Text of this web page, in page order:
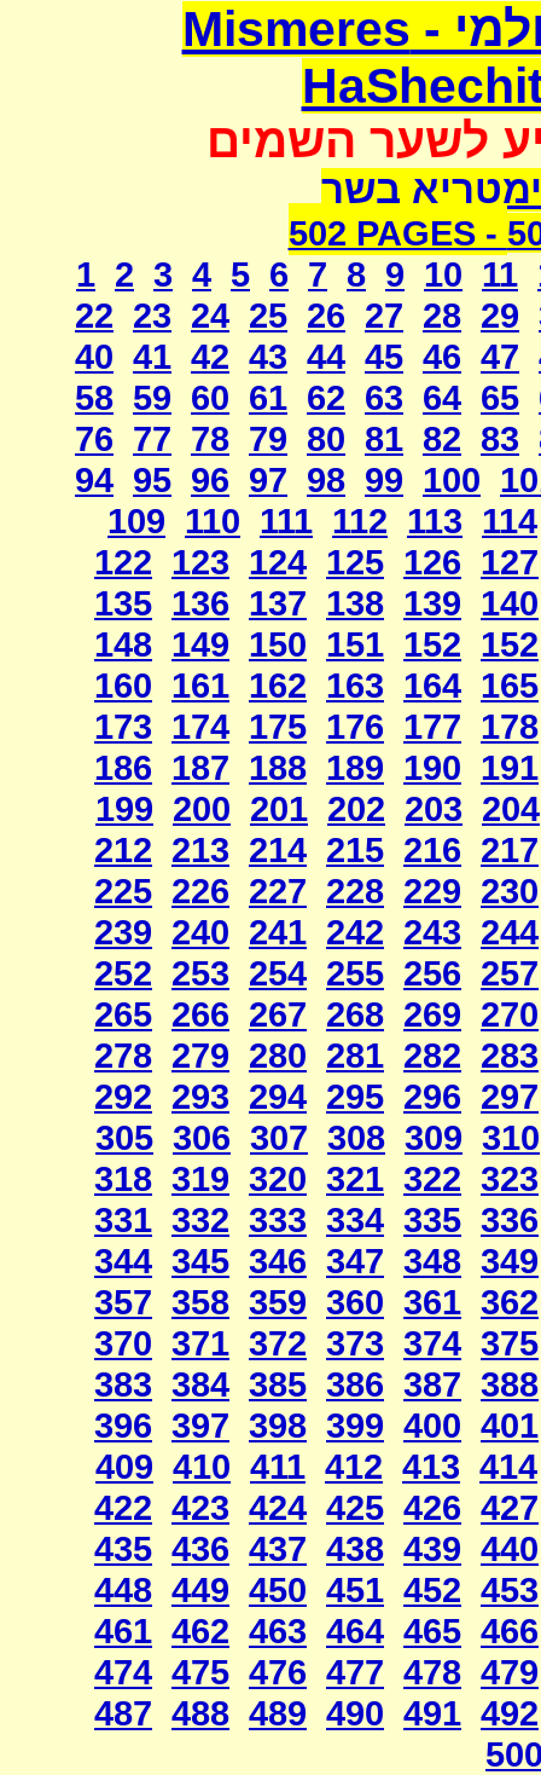
משמרת השחיטה העולמי - Mismeres
לשער השמים
בשר
502 PAGES -
1 2 3 4 5 6 7 8 9 10 11
22 23 24 25 26 27 28 29
40 41 42 43 44 45 46 47
58 59 60 61 62 63 64 65
76 77 78 79 80 81 82 83
94 95 96 97 98 99 100
109 110 111 112 113 114
122 123 124 125 126 127
135 136 137 138 139 140
148 149 150 151 152 152
160 161 162 163 164 165
173 174 175 176 177 178
186 187 188 189 190 191
199 200 201 202 203 204
212 213 214 215 216 217
225 226 227 228 229 230
239 240 241 242 243 244
252 253 254 255 256 257
265 266 267 268 269 270
278 279 280 281 282 283
292 293 294 295 296 297
305 306 307 308 309 310
318 319 320 321 322 323
331 332 333 334 335 336
344 345 346 347 348 349
357 358 359 360 361 362
370 371 372 373 374 375
383 384 385 386 387 388
396 397 398 399 400 401
409 410 411 412 413 414
422 423 424 425 426 427
435 436 437 438 439 440
448 449 450 451 452 453
461 462 463 464 465 466
474 475 476 477 478 479
487 488 489 490 491 492